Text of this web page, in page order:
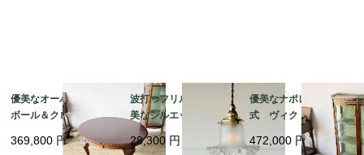
優美なオーバル天板と
ボール＆クロウ脚のエ
クステンションテーブ
ル 緻密な彫刻が施され
369,800 円
波打つフリルが描く優
美なシルエット。繊細
なリブ紋様が光を拡散
するフロストガラス・
28,300 円
優美なナポレオン3世様
式 ヴィクトリア時代
の空気を今に伝えるデ
ィスプレイキャビネッ
472,000 円